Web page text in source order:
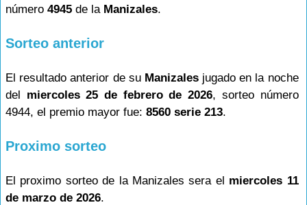
número 4945 de la Manizales.
Sorteo anterior
El resultado anterior de su Manizalesjugado en la noche
del miercoles 25 de febrero de 2026, sorteo número
4944, el premio mayor fue: 8560 serie 213.
Proximo sorteo
El proximo sorteo de la Manizales sera el miercoles 11
de marzo de 2026.